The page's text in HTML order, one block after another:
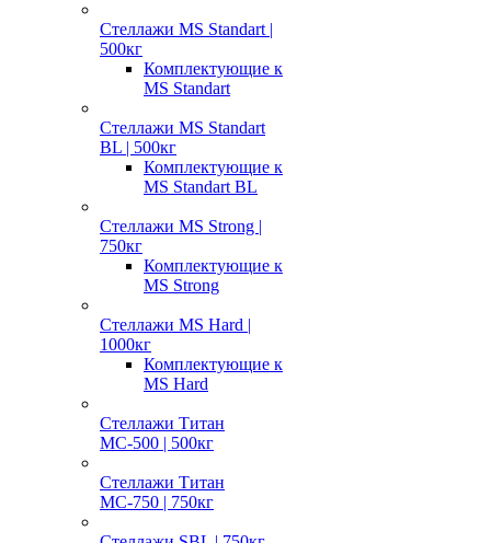
Стеллажи MS Standart |
500кг
Комплектующие к
MS Standart
Стеллажи MS Standart
BL | 500кг
Комплектующие к
MS Standart BL
Стеллажи MS Strong |
750кг
Комплектующие к
MS Strong
Стеллажи MS Hard |
1000кг
Комплектующие к
MS Hard
Стеллажи Титан
МС-500 | 500кг
Стеллажи Титан
МС-750 | 750кг